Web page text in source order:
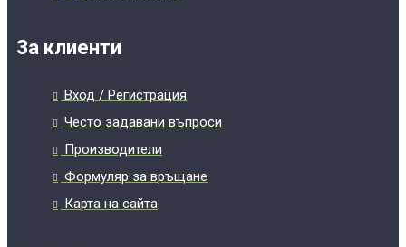
За клиенти
Вход / Регистрация
Често задавани въпроси
Производители
Формуляр за връщане
Карта на сайта